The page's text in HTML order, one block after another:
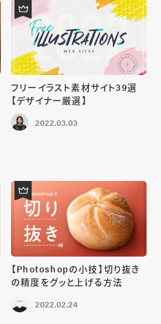
フリーイラスト素材サイト39選
【デザイナー厳選】
2022.03.03
【Photoshopの小技】切り抜き
の精度をグッと上げる方法
2022.02.24